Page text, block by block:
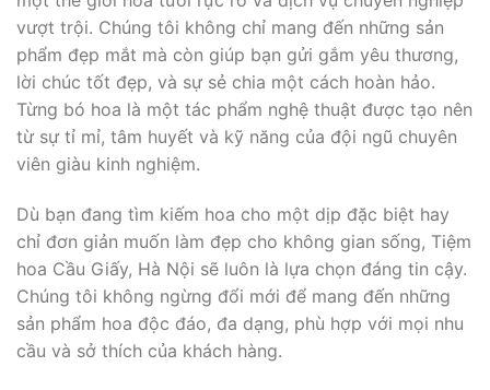
vượt trội. Chúng tôi không chỉ mang đến những sản
phẩm đẹp mắt mà còn giúp bạn gửi gắm yêu thương,
lời chúc tốt đẹp, và sự sẻ chia một cách hoàn hảo.
Từng bó hoa là một tác phẩm nghệ thuật được tạo nên
từ sự tỉ mỉ, tâm huyết và kỹ năng của đội ngũ chuyên
viên giàu kinh nghiệm.
Dù bạn đang tìm kiếm hoa cho một dịp đặc biệt hay
chỉ đơn giản muốn làm đẹp cho không gian sống, Tiệm
hoa Cầu Giấy, Hà Nội sẽ luôn là lựa chọn đáng tin cậy.
Chúng tôi không ngừng đổi mới để mang đến những
sản phẩm hoa độc đáo, đa dạng, phù hợp với mọi nhu
cầu và sở thích của khách hàng.